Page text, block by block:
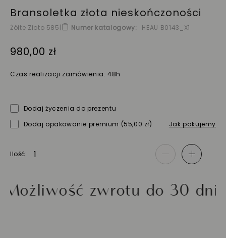
Bransoletka złota nieskończoności
Żółte Złoto 585 Numer katalogowy HEAU B0143_X1
980,00 zł
Czas realizacji zamówienia: 48h
Dodaj życzenia do prezentu
Dodaj opakowanie premium (55,00 zł) Jak pakujemy
Ilość - +
zwrotu do 30 dni